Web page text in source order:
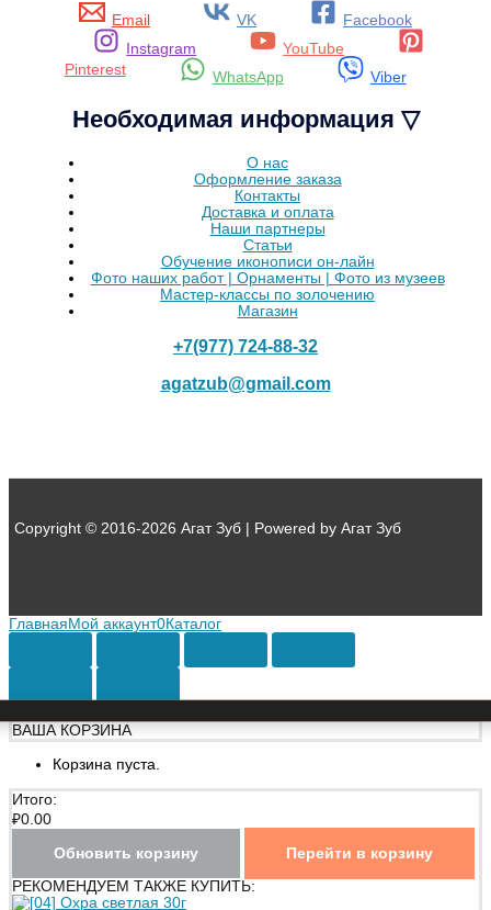
Email VK
Facebook
Instagram
YouTube
Pinterest
WhatsApp Viber
Необходимая информация ▽
О нас
Оформление заказа
Контакты
Доставка и оплата
Наши партнеры
Статьи
Обучение иконописи он-лайн
Фото наших работ | Орнаменты | Фото из музеев
Мастер-классы по золочению
Магазин
+7(977) 724-88-32
agatzub@gmail.com
Copyright © 2016-2026 Агат Зуб | Powered by Агат Зуб
ГлавнаяМой аккаунт0Каталог
ВАША КОРЗИНА
Корзина пуста.
Итого:
₽0.00
Обновить корзину
Перейти в корзину
РЕКОМЕНДУЕМ ТАКЖЕ КУПИТЬ: